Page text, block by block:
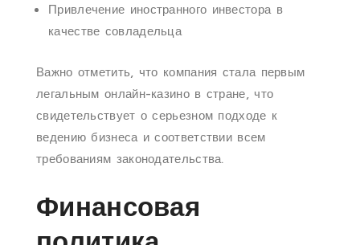
Привлечение иностранного инвестора в
качестве совладельца
Важно отметить, что компания стала первым
легальным онлайн-казино в стране, что
свидетельствует о серьезном подходе к
ведению бизнеса и соответствии всем
требованиям законодательства.
Финансовая